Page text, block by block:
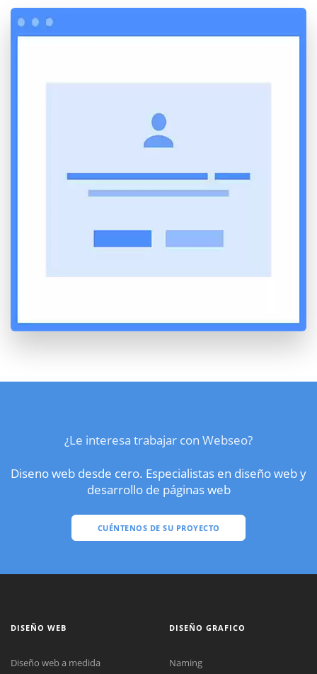
¿Le interesa trabajar con Webseo?
Diseno web desde cero. Especialistas en diseño web y
desarrollo de páginas web
CUÉNTENOS DE SU PROYECTO
DISEÑO WEB
Diseño web a medida
DISEÑO GRAFICO
Naming